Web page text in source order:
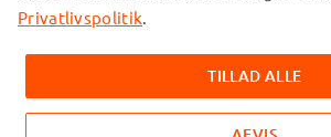
forsendelsesomkostninger. Bemærk
ejere og er nævnt på vores websider
oplysninger om vores produkter.
Privatlivspolitik.
TILLAD ALLE